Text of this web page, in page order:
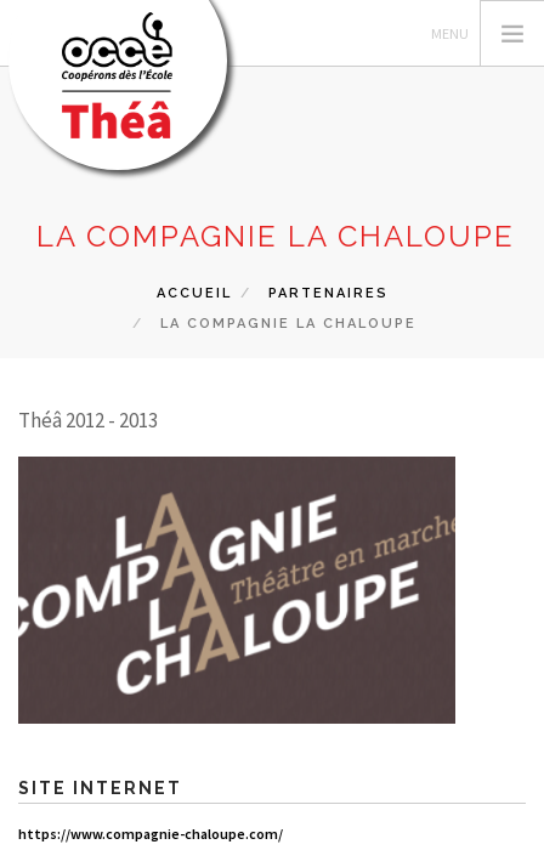
LA COMPAGNIE LA CHALOUPE
ACCUEIL
PARTENAIRES
LA COMPAGNIE LA CHALOUPE
Théâ 2012 - 2013
SITE INTERNET
https://www.compagnie-chaloupe.com/